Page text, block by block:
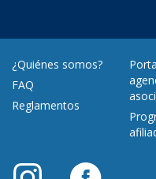
¿Quiénes somos?
FAQ
Reglamentos